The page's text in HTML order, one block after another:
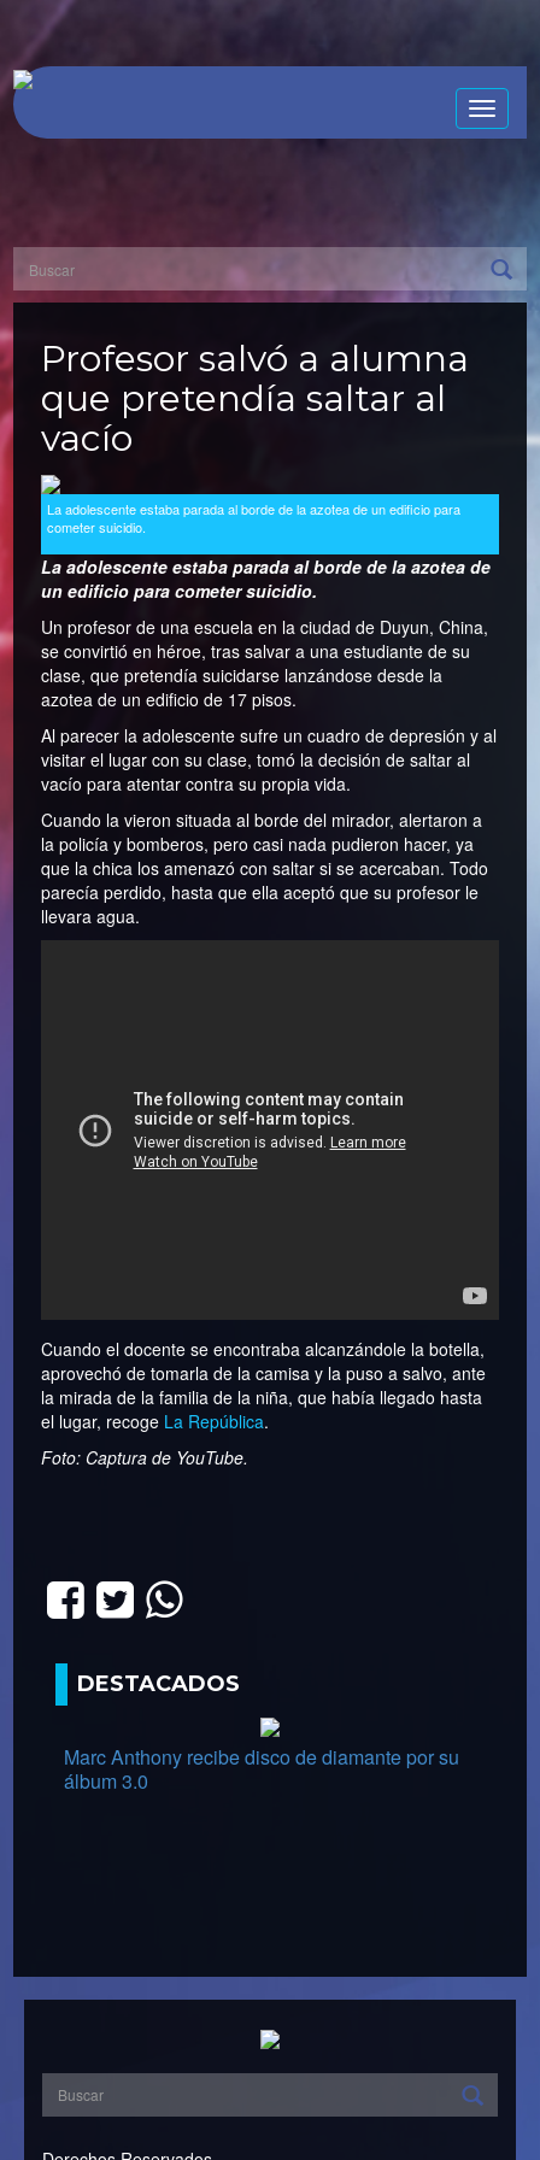
Toggle
Profesor salvó a alumna
que pretendía saltar al
vacío
La adolescente estaba parada al borde de la azotea de un edificio para
cometer suicidio.
La adolescente estaba parada al borde de la azotea de
un edificio para cometer suicidio.
Un profesor de una escuela en la ciudad de Duyun, China,
se convirtió en héroe, tras salvar a una estudiante de su
clase, que pretendía suicidarse lanzándose desde la
azotea de un edificio de 17 pisos.
Al parecer la adolescente sufre un cuadro de depresión y al
visitar el lugar con su clase, tomó la decisión de saltar al
vacío para atentar contra su propia vida.
Cuando la vieron situada al borde del mirador, alertaron a
la policía y bomberos, pero casi nada pudieron hacer, ya
que la chica los amenazó con saltar si se acercaban. Todo
parecía perdido, hasta que ella aceptó que su profesor le
llevara agua.
Cuando el docente se encontraba alcanzándole la botella,
aprovechó de tomarla de la camisa y la puso a salvo, ante
la mirada de la familia de la niña, que había llegado hasta
el lugar, recoge La República.
Foto: Captura de YouTube.
DESTACADOS
Marc Anthony recibe disco de diamante por su
álbum 3.0